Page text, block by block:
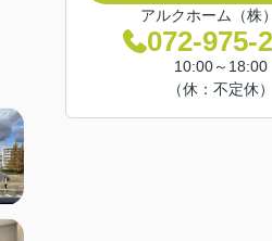
アルクホーム（株
072-975-
10:00～18:00
（休：不定休）